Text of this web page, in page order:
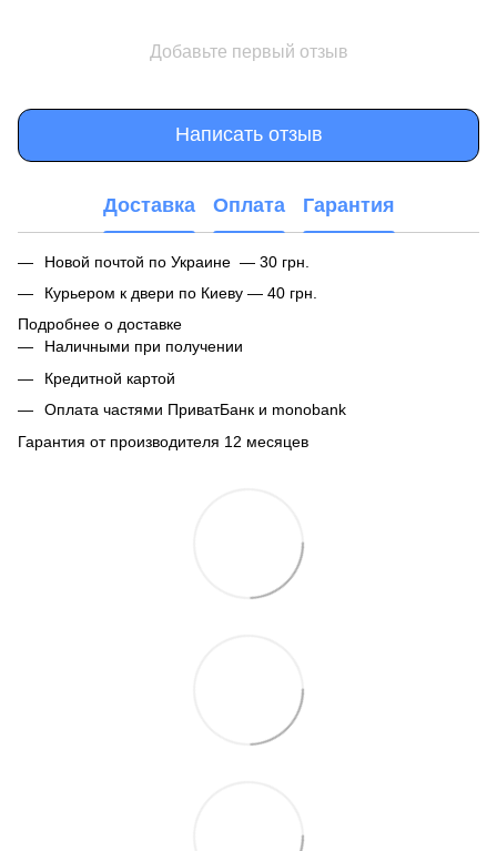
Добавьте первый отзыв
Написать отзыв
Доставка Оплата Гарантия
Новой почтой по Украине — 30 грн.
Курьером к двери по Киеву — 40 грн.
Подробнее о доставке
Наличными при получении
Кредитной картой
Оплата частями ПриватБанк и monobank
Гарантия от производителя 12 месяцев